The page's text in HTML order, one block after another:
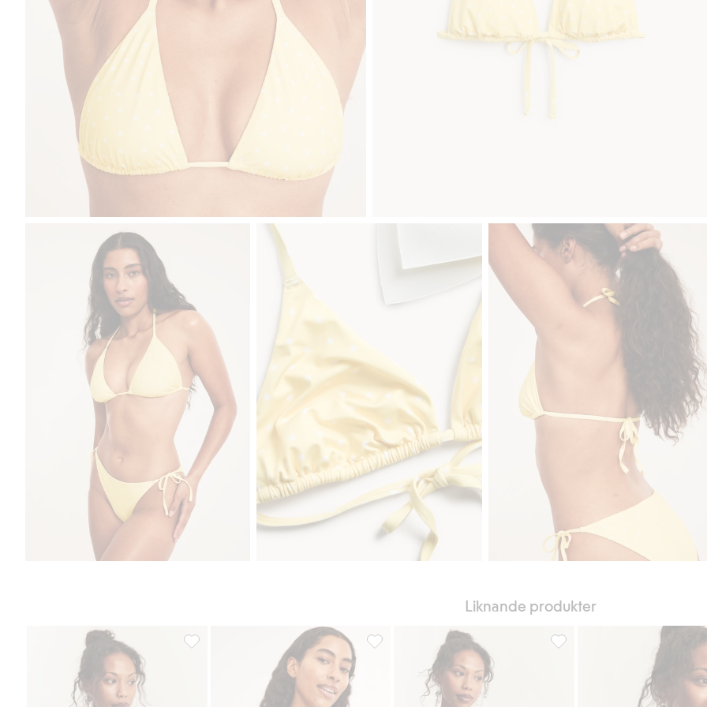
Liknande produkter
Bikinitopp Newbie Woman, Lägg till i favoriterTrekantsbikinitopp, Lägg till i favoriterTrekantsbikini-bh Newbie